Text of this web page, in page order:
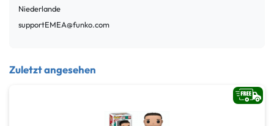
Niederlande
supportEMEA@funko.com
Zuletzt angesehen